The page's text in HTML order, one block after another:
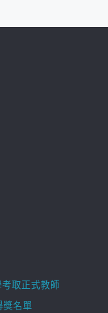
取正式教師
獎名單